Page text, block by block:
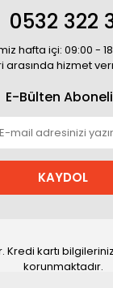
0532 322
hafta içi: 09:00 -
arasında hizmet
E-Bülten
KAYDOL
Kredi kartı
korunmaktadır.